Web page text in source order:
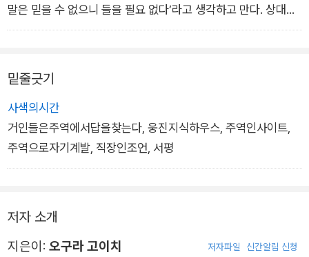
흔들릴지도 모른다.
- 「5부 출세_ 냉철한 자세가 따스한 봄을 부른다」 중에서
말은 믿을 수 없으니 들을 필요 없다’라고 생각하고 만다. 상대방
이 납득할 만한 범위에서 시도하면 의미가 있지만, 상대방이 “왜
장기적 관점에서 득보다 실이 크다.
뇌산소과(雷山小過) 괘의 표제인 ‘소과(小過)’란 문자 그대로
‘조금 지나치다’라는 의미다. 지나친 욕심과 행동은 화를 부르니
자신의 분수를 알고 행동하는 자세가 중요하다.
- 「6부 재물_ 욕심을 버리는 자가 부를 얻는다」 중에서
밑줄긋기
사색의시간
거인들은주역에서답을찾는다, 웅진지식하우스, 주역인사이트,
주역으로자기계발, 직장인조언, 서평
저자 소개
지은이: 오구라 고이치 저자파일 신간알림 신청